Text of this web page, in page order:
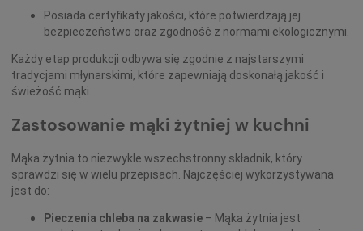
Posiada certyfikaty jakości, które potwierdzają jej
bezpieczeństwo oraz zgodność z normami ekologicznymi.
Każdy etap produkcji odbywa się zgodnie z najstarszymi
tradycjami młynarskimi, które zapewniają doskonałą jakość i
świeżość mąki.
Zastosowanie mąki żytniej w kuchni
Mąka żytnia to niezwykle wszechstronny składnik, który
sprawdzi się w wielu przepisach. Najczęściej wykorzystywana
jest do:
Pieczenia chleba na zakwasie – Mąka żytnia jest